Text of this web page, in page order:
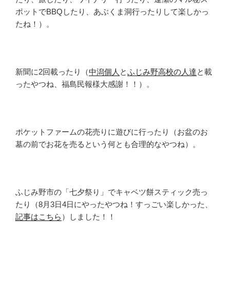
ポットでBBQしたり、あぶくま洞行ったりして楽しかっ
たね！）。
新聞に2回載ったり（中潟個人 とふじみ野高校の人達と載
ったやつね、福島民報様大感謝！！）。
ポケットファームの花売りに遊びに行ったり（お盆のお
墓の前でお花を売るという何とも合理的なやつね）。
ふじみ野市の「七夕祭り」でキャベツ餅スティック売っ
たり（8月3日4日にやったやつね！すっごい楽しかった、
記事はこちら ）しました！！